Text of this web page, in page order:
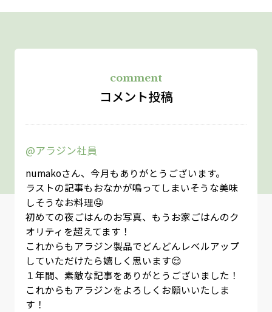
comment
コメント投稿
@アラジン社員
numakoさん、今月もありがとうございます。
ラストの記事もおなかが鳴ってしまいそうな美味
しそうなお料理🤤
初めての夜ごはんのお写真、もうお家ごはんのク
オリティを超えてます！
これからもアラジン製品でどんどんレベルアップ
していただけたら嬉しく思います😌
１年間、素敵な記事をありがとうございました！
これからもアラジンをよろしくお願いいたしま
す！